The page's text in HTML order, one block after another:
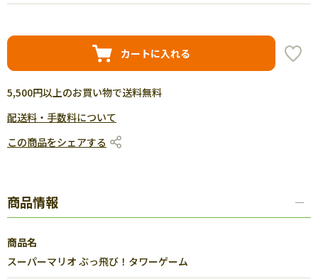
カートに入れる
5,500円以上のお買い物で送料無料
配送料・手数料について
この商品をシェアする
商品情報
商品名
スーパーマリオ ぶっ飛び！タワーゲーム